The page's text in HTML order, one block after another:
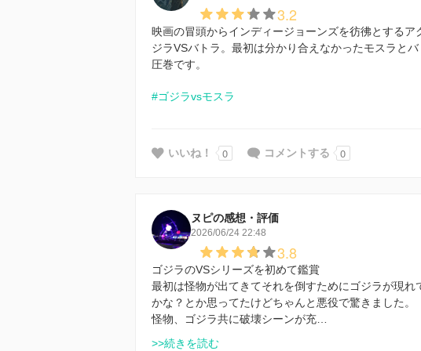
3.2
映画の冒頭からインディージョーンズを彷彿とする
ジラVSバトラ。最初は分かり合えなかったモスラと
圧巻です。
#ゴジラvsモスラ
いいね！ 0 コメントする 0
ヌピの感想・評価
2026/06/24 22:48
3.8
ゴジラのVSシリーズを初めて鑑賞
最初は怪物が出てきてそれを倒すためにゴジラが現
かな？とか思ってたけどちゃんと悪役で驚きました。
怪物、ゴジラ共に破壊シーンが充…
>>続きを読む